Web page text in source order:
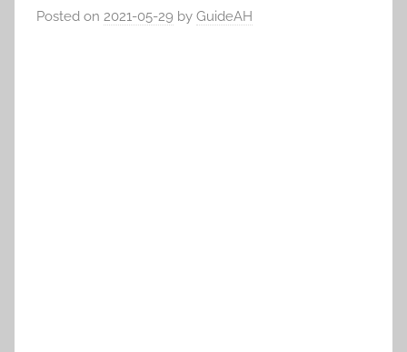
Posted on 2021-05-29 by GuideAH